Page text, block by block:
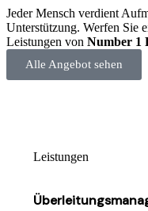
Jeder Mensch verdient
Unterstützung. Werfen Sie
Leistungen von Number 1
Alle Angebot sehen
Leistungen